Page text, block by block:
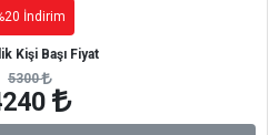
İndirim
Kişi Başı Fiyat
5300